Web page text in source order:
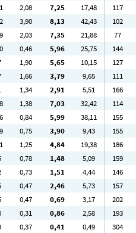
2,08 7,25 17,48 117
3,90 8,13 42,43 102
2,03 7,35 21,88 77
0,46 5,96 25,75 144
1,90 5,65 10,15 127
1,66 3,79 9,65 111
1,34 2,91 5,51 166
1,38 7,03 32,42 114
0,84 5,99 38,11 155
0,75 3,90 9,43 155
1,25 4,84 19,38 186
0,78 1,48 5,09 159
0,73 1,51 4,44 146
0,47 2,46 5,73 157
0,47 0,69 3,17 202
0,31 0,86 2,58 193
0,37 0,41 0,49 304